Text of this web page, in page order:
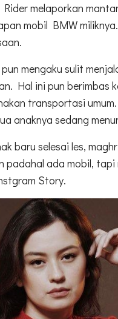
Rider melaporkan
mobil BMW
pun mengaku sulit
Hal ini pun berimbas
transportasi
anaknya sedang
baru selesai les,
padahal ada mobil,
Story.